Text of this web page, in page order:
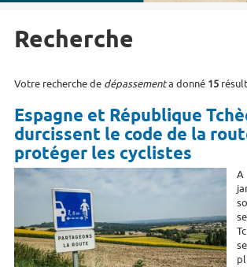
Recherche
Votre recherche de dépassementa donné 15
Espagne et République
durcissent le code de la
protéger les cyclistes